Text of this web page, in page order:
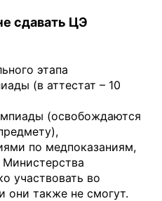
сдавать ЦЭ
этапа
(в аттестат – 10
(освобождаются
по медпоказаниям,
участвовать во
они также не смогут.